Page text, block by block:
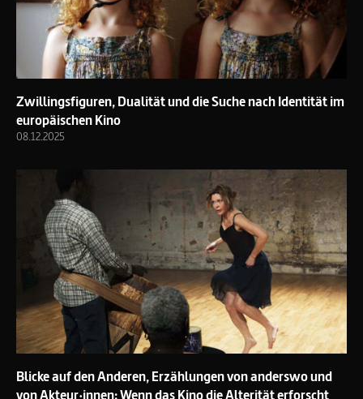
Zwillingsfiguren, Dualität und die Suche nach Identität im
europäischen Kino
08.12.2025
Blicke auf den Anderen, Erzählungen von anderswo und
von Akteur·innen: Wenn das Kino die Alterität erforscht